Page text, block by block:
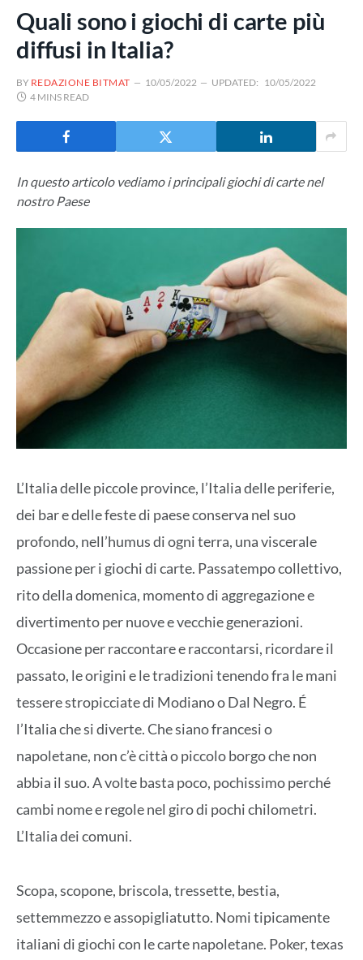
Quali sono i giochi di carte più
diffusi in Italia?
BY REDAZIONE BITMAT 10/05/2022 UPDATED: 10/05/2022
4 MINS READ
In questo articolo vediamo i principali giochi di carte nel
nostro Paese
L’Italia delle piccole province, l’Italia delle periferie,
dei bar e delle feste di paese conserva nel suo
profondo, nell’humus di ogni terra, una viscerale
passione per i giochi di carte. Passatempo collettivo,
rito della domenica, momento di aggregazione e
divertimento per nuove e vecchie generazioni.
Occasione per raccontare e raccontarsi, ricordare il
passato, le origini e le tradizioni tenendo fra le mani
tessere stropicciate di Modiano o Dal Negro. É
l’Italia che si diverte. Che siano francesi o
napoletane, non c’è città o piccolo borgo che non
abbia il suo. A volte basta poco, pochissimo perché
cambi nome e regole nel giro di pochi chilometri.
L’Italia dei comuni.
Scopa, scopone, briscola, tressette, bestia,
settemmezzo e assopigliatutto. Nomi tipicamente
italiani di giochi con le carte napoletane. Poker, texas